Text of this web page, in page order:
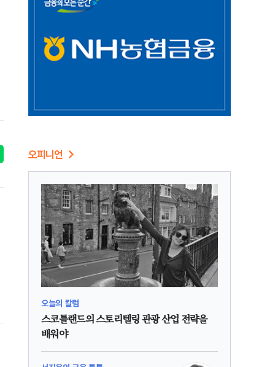
오피니언
오늘의 칼럼
스코틀랜드의 스토리텔링 관광 산업 전략을
배워야